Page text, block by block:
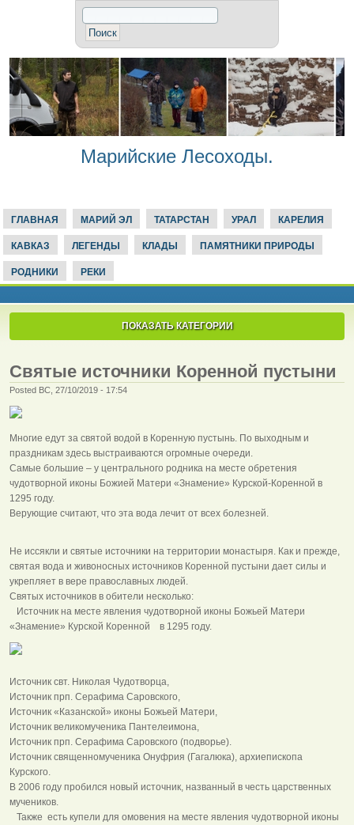
Марийские Лесоходы.
ГЛАВНАЯ МАРИЙ ЭЛ ТАТАРСТАН УРАЛ КАРЕЛИЯ
КАВКАЗ ЛЕГЕНДЫ КЛАДЫ ПАМЯТНИКИ ПРИРОДЫ
РОДНИКИ РЕКИ
ПОКАЗАТЬ КАТЕГОРИИ
Святые источники Коренной пустыни
Posted ВС, 27/10/2019 - 17:54
Многие едут за святой водой в Коренную пустынь. По выходным и
праздникам здесь выстраиваются огромные очереди.
Самые большие – у центрального родника на месте обретения
чудотворной иконы Божией Матери «Знамение» Курской-Коренной в
1295 году.
Верующие считают, что эта вода лечит от всех болезней.
Не иссякли и святые источники на территории монастыря. Как и прежде,
святая вода и живоносных источников Коренной пустыни дает силы и
укрепляет в вере православных людей.
Святых источников в обители несколько:
Источник на месте явления чудотворной иконы Божьей Матери
«Знамение» Курской Коренной в 1295 году.
Источник свт. Николая Чудотворца,
Источник прп. Серафима Саровского,
Источник «Казанской» иконы Божьей Матери,
Источник великомученика Пантелеимона,
Источник прп. Серафима Саровского (подворье).
Источник священномученика Онуфрия (Гагалюка), архиепископа
Курского.
В 2006 году пробился новый источник, названный в честь царственных
мучеников.
Также есть купели для омовения на месте явления чудотворной иконы